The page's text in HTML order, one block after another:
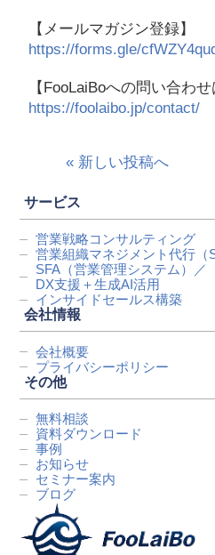
【メールマガジン登録】
https://forms.gle/
【FooLaiBoへの問い合わせ
https://foolaibo.jp/contact/
« 新しい投稿へ
サービス
営業戦略コンサルティング
営業組織マネジメント代行
SFA（営業管理システム）／
DX支援＋生成AI活用
インサイドセールス構築
会社情報
会社概要
プライバシーポリシー
その他
無料相談
資料ダウンロード
事例
お知らせ
セミナー案内
ブログ